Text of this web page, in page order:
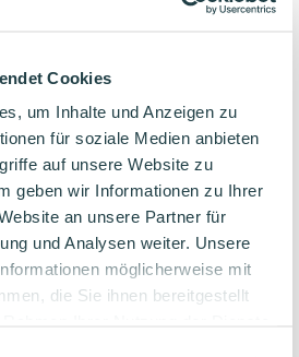
Cookies
um Inhalte und Anzeigen zu
für soziale Medien anbieten
auf unsere Website zu
geben wir Informationen zu Ihrer
an unsere Partner für
und Analysen weiter. Unsere
möglicherweise mit
die Sie ihnen bereitgestellt
zum
blau